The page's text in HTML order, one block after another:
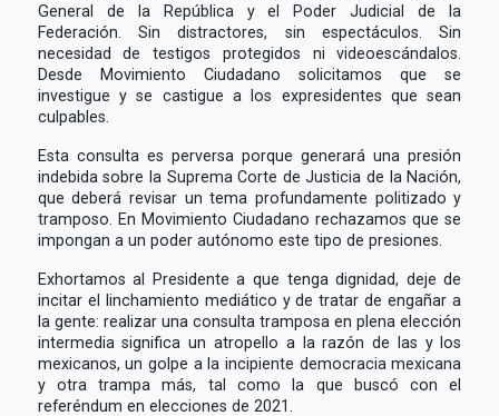
General de la República y el Poder Judicial de la
Federación. Sin distractores, sin espectáculos. Sin
necesidad de testigos protegidos ni videoescándalos.
Desde Movimiento Ciudadano solicitamos que se
investigue y se castigue a los expresidentes que sean
culpables.
Esta consulta es perversa porque generará una presión
indebida sobre la Suprema Corte de Justicia de la Nación,
que deberá revisar un tema profundamente politizado y
tramposo. En Movimiento Ciudadano rechazamos que se
impongan a un poder autónomo este tipo de presiones.
Exhortamos al Presidente a que tenga dignidad, deje de
incitar el linchamiento mediático y de tratar de engañar a
la gente: realizar una consulta tramposa en plena elección
intermedia significa un atropello a la razón de las y los
mexicanos, un golpe a la incipiente democracia mexicana
y otra trampa más, tal como la que buscó con el
referéndum en elecciones de 2021.